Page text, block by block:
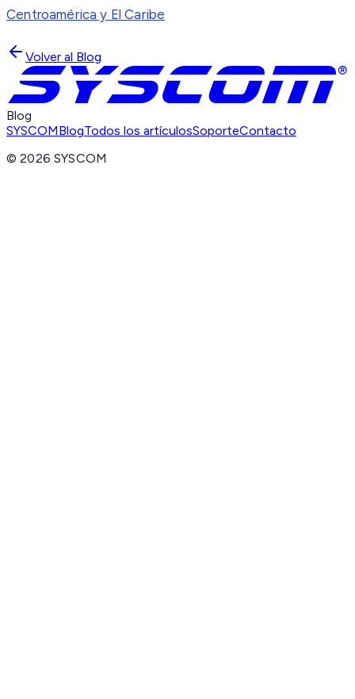
Centroamérica y El Caribe
Volver al Blog
Blog
SYSCOMBlogTodos los artículosSoporteContacto
©2026 SYSCOM